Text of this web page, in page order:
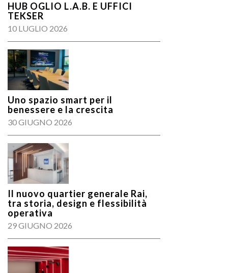
HUB OGLIO L.A.B. E UFFICI
TEKSER
10 LUGLIO 2026
Uno spazio smart per il
benessere e la crescita
30 GIUGNO 2026
Il nuovo quartier generale Rai,
tra storia, design e flessibilità
operativa
29 GIUGNO 2026